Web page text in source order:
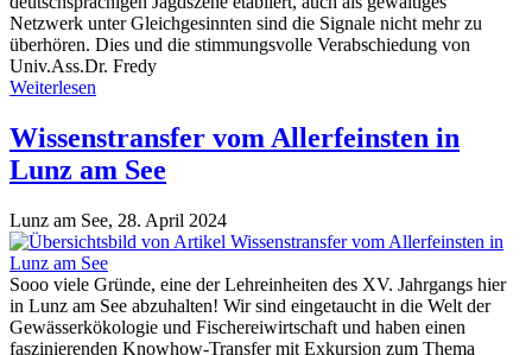
Netzwerk unter Gleichgesinnten sind die Signale nicht mehr zu
überhören. Dies und die stimmungsvolle Verabschiedung von
Univ.Ass.Dr. Fredy
Weiterlesen
Wissenstransfer vom Allerfeinsten in
Lunz am See
Lunz am See, 28. April 2024
Sooo viele Gründe, eine der Lehreinheiten des XV. Jahrgangs hier
in Lunz am See abzuhalten! Wir sind eingetaucht in die Welt der
Gewässerkökologie und Fischereiwirtschaft und haben einen
faszinierenden Knowhow-Transfer mit Exkursion zum Thema